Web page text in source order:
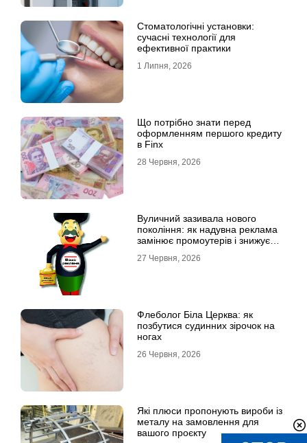
Стоматологічні установки:
сучасні технології для
ефективної практики
1 Липня, 2026
Що потрібно знати перед
оформленням першого кредиту
в Finx
28 Червня, 2026
Вуличний зазивала нового
покоління: як надувна реклама
замінює промоутерів і знижує
27 Червня, 2026
Флеболог Біла Церква: як
позбутися судинних зірочок на
ногах
26 Червня, 2026
Які плюси пропонують вироби із
металу на замовлення для
вашого проєкту